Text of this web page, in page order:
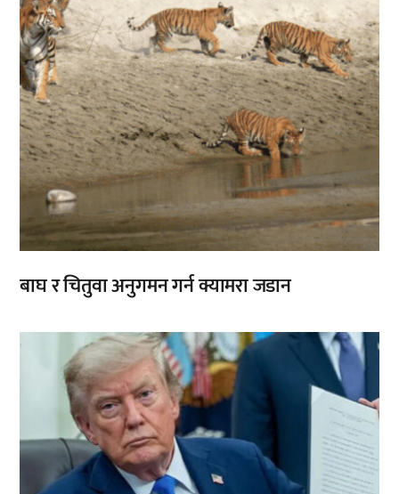
बाघ र चितुवा अनुगमन गर्न क्यामरा जडान